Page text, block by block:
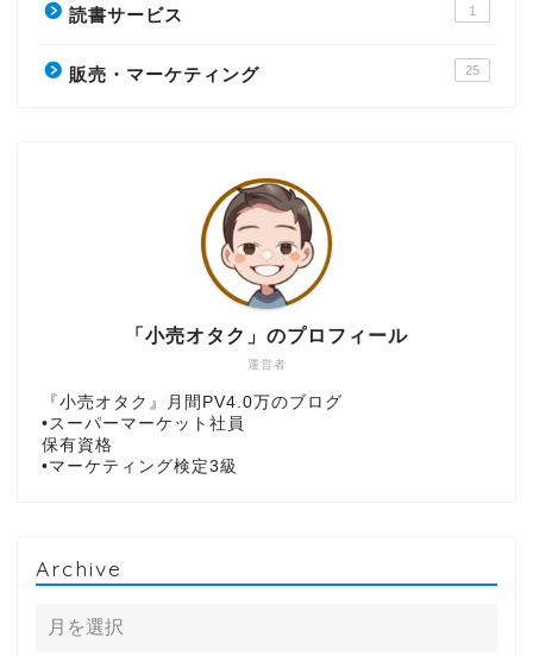
読書サービス 1
販売・マーケティング 25
運営者
「小売オタク」のプロフィール
『小売オタク』月間PV4.0万のブログ
•スーパーマーケット社員
保有資格
•マーケティング検定3級
Archive